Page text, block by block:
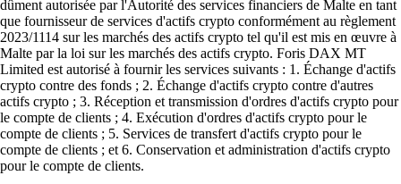
dûment autorisée par l'Autorité des services financiers de Malte en tant
que fournisseur de services d'actifs crypto conformément au règlement
2023/1114 sur les marchés des actifs crypto tel qu'il est mis en œuvre à
Malte par la loi sur les marchés des actifs crypto. Foris DAX MT
Limited est autorisé à fournir les services suivants : 1. Échange d'actifs
crypto contre des fonds ; 2. Échange d'actifs crypto contre d'autres
actifs crypto ; 3. Réception et transmission d'ordres d'actifs crypto pour
le compte de clients ; 4. Exécution d'ordres d'actifs crypto pour le
compte de clients ; 5. Services de transfert d'actifs crypto pour le
compte de clients ; et 6. Conservation et administration d'actifs crypto
pour le compte de clients.